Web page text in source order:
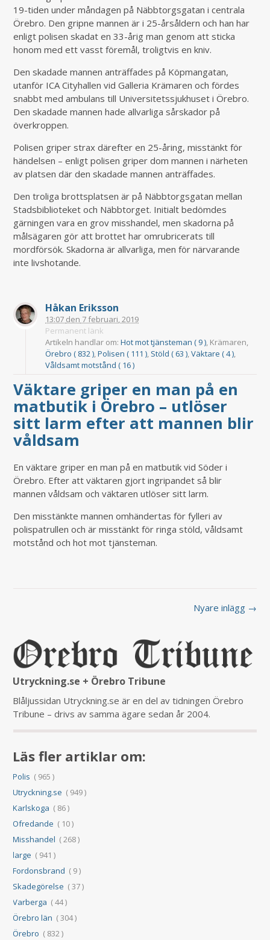
19-tiden under måndagen på Näbbtorgsgatan i centrala
Örebro. Den gripne mannen är i 25-årsåldern och han har
enligt polisen skadat en 33-årig man genom att sticka
honom med ett vasst föremål, troligtvis en kniv.
Den skadade mannen anträffades på Köpmangatan,
utanför ICA Cityhallen vid Galleria Krämaren och fördes
snabbt med ambulans till Universitetssjukhuset i Örebro.
Den skadade mannen hade allvarliga sårskador på
överkroppen.
Polisen griper strax därefter en 25-åring, misstänkt för
händelsen – enligt polisen griper dom mannen i närheten
av platsen där den skadade mannen anträffades.
Den troliga brottsplatsen är på Näbbtorgsgatan mellan
Stadsbiblioteket och Näbbtorget. Initialt bedömdes
gärningen vara en grov misshandel, men skadorna på
målsägaren gör att brottet har omrubricerats till
mordförsök. Skadorna är allvarliga, men för närvarande
inte livshotande.
Håkan Eriksson
13:07 den 7 februari, 2019
Permanent länk
Artikeln handlar om:Hot mot tjänsteman ( 9 ), Krämaren,
Örebro ( 832 ),Polisen ( 111 ), Stöld ( 63 ),Väktare ( 4 ),
Våldsamt motstånd ( 16 )
Väktare griper en man på en
matbutik i Örebro – utlöser
sitt larm efter att mannen blir
våldsam
En väktare griper en man på en matbutik vid Söder i
Örebro. Efter att väktaren gjort ingripandet så blir
mannen våldsam och väktaren utlöser sitt larm.
Den misstänkte mannen omhändertas för fylleri av
polispatrullen och är misstänkt för ringa stöld, våldsamt
motstånd och hot mot tjänsteman.
Nyare inlägg →
Utryckning.se + Örebro Tribune
Blåljussidan Utryckning.se är en del av tidningen Örebro
Tribune – drivs av samma ägare sedan år 2004.
Läs fler artiklar om:
Polis ( 965 )
Utryckning.se ( 949 )
Karlskoga ( 86 )
Ofredande ( 10 )
Misshandel ( 268 )
large ( 941 )
Fordonsbrand ( 9 )
Skadegörelse ( 37 )
Varberga ( 44 )
Örebro län ( 304 )
Örebro ( 832 )